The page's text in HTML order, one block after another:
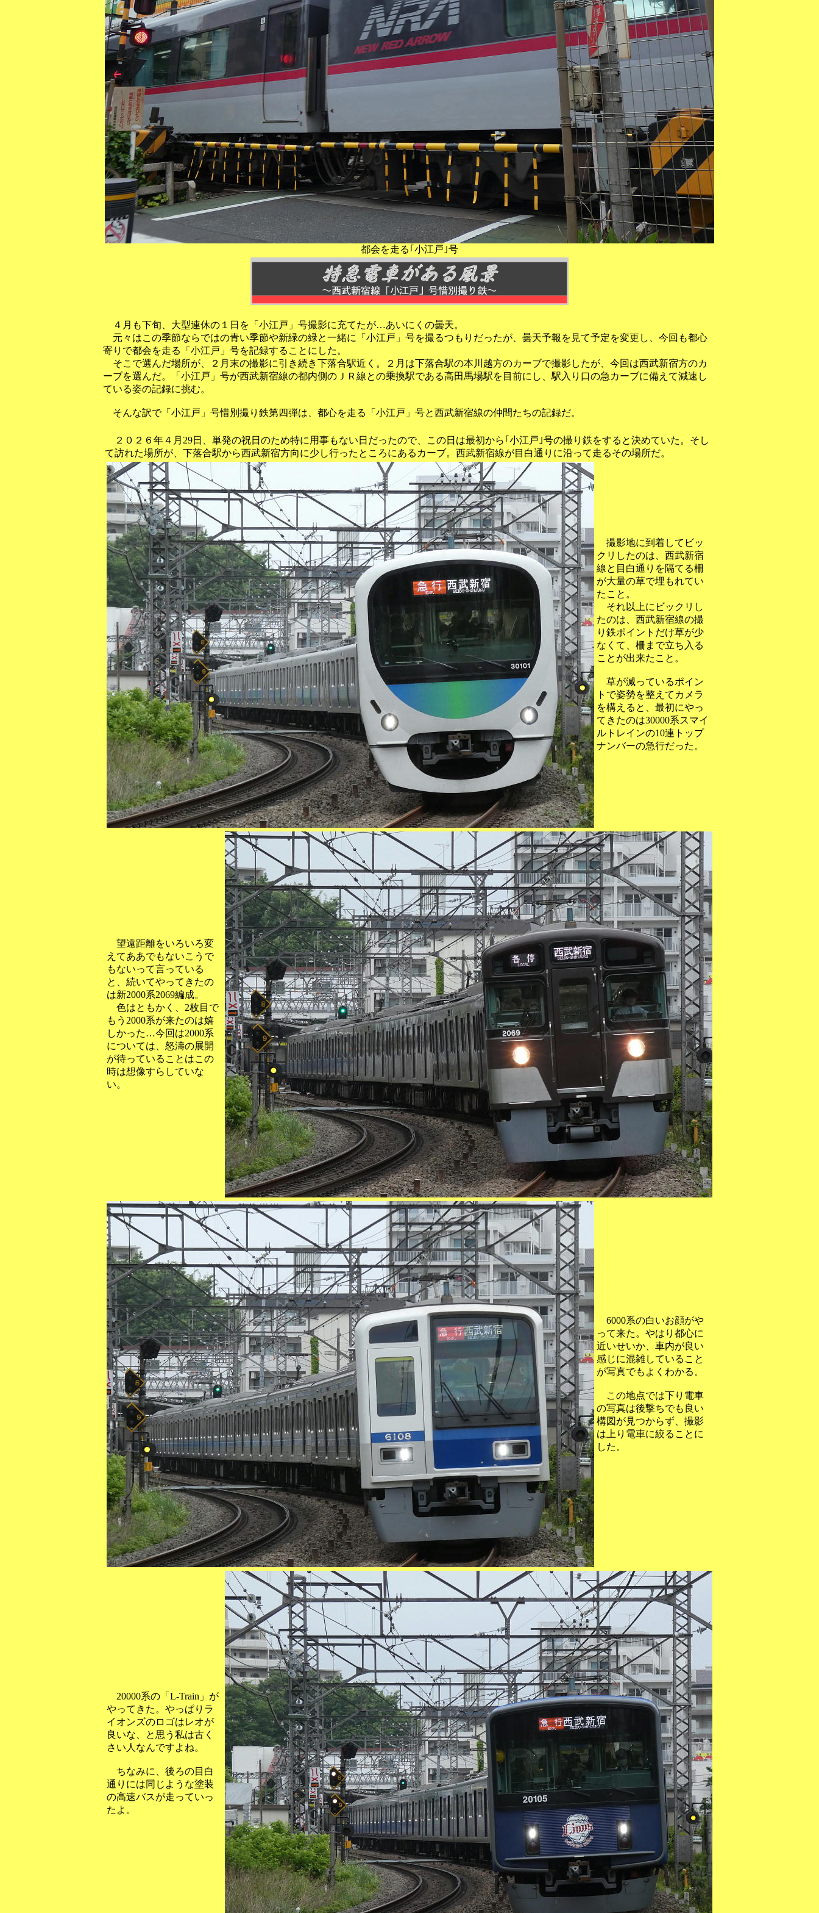
都会を走る｢小江戸｣号
４月も下旬、大型連休の１日を「小江戸」号撮影に充てたが…あいにくの曇天。
元々はこの季節ならではの青い季節や新緑の緑と一緒に「小江戸」号を撮るつもりだったが、曇天予報を見て予定を変更し、今回も都心
寄りで都会を走る「小江戸」号を記録することにした。
そこで選んだ場所が、２月末の撮影に引き続き下落合駅近く。２月は下落合駅の本川越方のカーブで撮影したが、今回は西武新宿方のカ
ーブを選んだ。「小江戸」号が西武新宿線の都内側のＪＲ線との乗換駅である高田馬場駅を目前にし、駅入り口の急カーブに備えて減速し
ている姿の記録に挑む。
そんな訳で「小江戸」号惜別撮り鉄第四弾は、都心を走る「小江戸」号と西武新宿線の仲間たちの記録だ。
２０２６年４月29日、単発の祝日のため特に用事もない日だったので、この日は最初から｢小江戸｣号の撮り鉄をすると決めていた。そし
て訪れた場所が、下落合駅から西武新宿方向に少し行ったところにあるカーブ。西武新宿線が目白通りに沿って走るその場所だ。
撮影地に到着してビッ
クリしたのは、西武新宿
線と目白通りを隔てる柵
が大量の草で埋もれてい
たこと。
それ以上にビックリし
たのは、西武新宿線の撮
り鉄ポイントだけ草が少
なくて、柵まで立ち入る
ことが出来たこと。
草が減っているポイン
トで姿勢を整えてカメラ
を構えると、最初にやっ
てきたのは30000系スマイ
ルトレインの10連トップ
ナンバーの急行だった。
望遠距離をいろいろ変
えてああでもないこうで
もないって言っている
と、続いてやってきたの
は新2000系2069編成。
色はともかく、2枚目で
もう2000系が来たのは嬉
しかった…今回は2000系
については、怒濤の展開
が待っていることはこの
時は想像すらしていな
い。
6000系の白いお顔がや
って来た。やはり都心に
近いせいか、車内が良い
感じに混雑していること
が写真でもよくわかる。
この地点では下り電車
の写真は後撃ちでも良い
構図が見つからず、撮影
は上り電車に絞ることに
した。
20000系の「L-Train」が
やってきた。やっぱりラ
イオンズのロゴはレオが
良いな、と思う私は古く
さい人なんですよね。
ちなみに、後ろの目白
通りには同じような塗装
の高速バスが走っていっ
たよ。